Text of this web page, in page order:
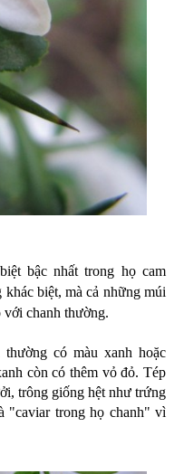
bậc nhất trong họ cam
biệt, mà cả những múi
với chanh thường.
có màu xanh hoặc
còn có thêm vỏ đỏ. Tép
trông giống hệt như trứng
"caviar trong họ chanh" vì